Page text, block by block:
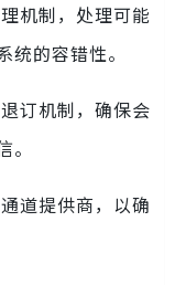
机制，处理可能
的容错性。
订机制，确保会
道提供商，以确